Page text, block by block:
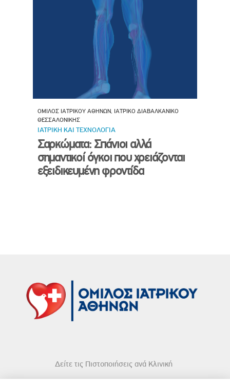
ΟΜΙΛΟΣ ΙΑΤΡΙΚΟΥ ΑΘΗΝΩΝ, ΙΑΤΡΙΚΟ ΔΙΑΒΑΛΚΑΝΙΚΟ
ΘΕΣΣΑΛΟΝΙΚΗΣ
ΙΑΤΡΙΚΗ ΚΑΙ ΤΕΧΝΟΛΟΓΙΑ
Σαρκώματα: Σπάνιοι αλλά
σημαντικοί όγκοι που χρειάζονται
εξειδικευμένη φροντίδα
Δείτε τις Πιστοποιήσεις ανά Κλινική